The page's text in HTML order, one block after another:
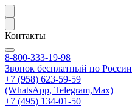
Контакты
8-800-333-19-98
Звонок бесплатный по России
+7 (958) 623-59-59
(WhatsApp, Telegram,Max)
+7 (495) 134-01-50